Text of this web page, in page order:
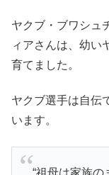
ヤクブ・ブワシュ
ィアさんは、幼い
育てました。
ヤクブ選手は自伝
います。